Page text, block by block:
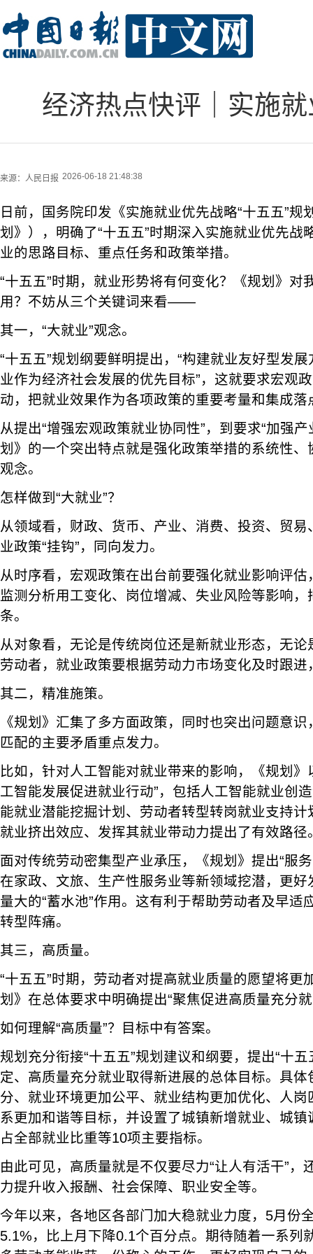
经济热点快评｜实施
来源： 人民日报 2026-06-18 21:48:38
日前，国务院印发《实施就业优先战略“十五五”规
划》），明确了“十五五”时期深入实施就业优先战
业的思路目标、重点任务和政策举措。
“十五五”时期，就业形势将有何变化？《规划》对
用？不妨从三个关键词来看——
其一，“大就业”观念。
“十五五”规划纲要鲜明提出，“构建就业友好型发展
业作为经济社会发展的优先目标”，这就要求宏观
动，把就业效果作为各项政策的重要考量和集成落
从提出“增强宏观政策就业协同性”，到要求“加强
划》的一个突出特点就是强化政策举措的系统性、
观念。
怎样做到“大就业”？
从领域看，财政、货币、产业、消费、投资、贸
业政策“挂钩”，同向发力。
从时序看，宏观政策在出台前要强化就业影响评
监测分析用工变化、岗位增减、失业风险等影响，
条。
从对象看，无论是传统岗位还是新就业形态，无
劳动者，就业政策要根据劳动力市场变化及时跟进
其二，精准施策。
《规划》汇集了多方面政策，同时也突出问题意
匹配的主要矛盾重点发力。
比如，针对人工智能对就业带来的影响，《规划》
工智能发展促进就业行动”，包括人工智能就业创
能就业潜能挖掘计划、劳动者转型转岗就业支持
就业挤出效应、发挥其就业带动力提出了有效路径
面对传统劳动密集型产业承压，《规划》提出“服
在家政、文旅、生产性服务业等新领域挖潜，更
量大的“蓄水池”作用。这有利于帮助劳动者及早适
转型阵痛。
其三，高质量。
“十五五”时期，劳动者对提高就业质量的愿望将更
划》在总体要求中明确提出“聚焦促进高质量充分
如何理解“高质量”？目标中有答案。
规划充分衔接“十五五”规划建议和纲要，提出“十
定、高质量充分就业取得新进展的总体目标。具
分、就业环境更加公平、就业结构更加优化、人
系更加和谐等目标，并设置了城镇新增就业、城
占全部就业比重等10项主要指标。
由此可见，高质量就是不仅要尽力“让人有活干”，
力提升收入报酬、社会保障、职业安全等。
今年以来，各地区各部门加大稳就业力度，5月份
5.1%，比上月下降0.1个百分点。期待随着一系列